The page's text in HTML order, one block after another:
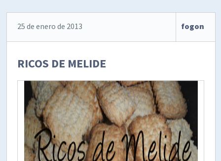
25 de enero de 2013 fogon
RICOS DE MELIDE